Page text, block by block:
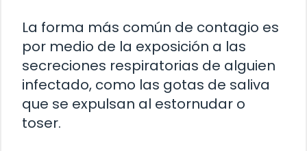
La forma más común de contagio es
por medio de la exposición a las
secreciones respiratorias de alguien
infectado, como las gotas de saliva
que se expulsan al estornudar o
toser.